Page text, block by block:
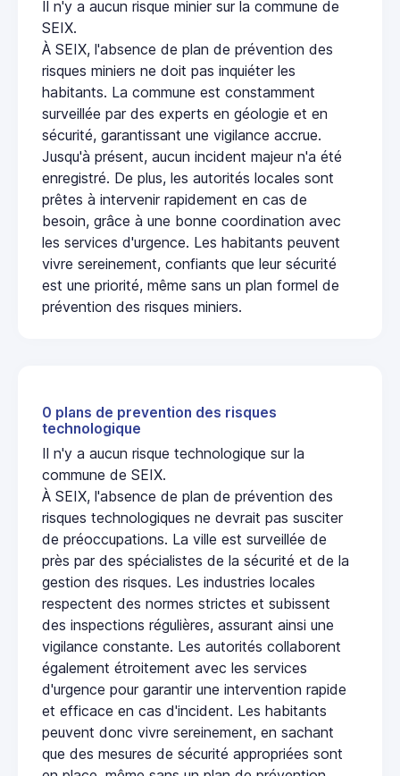
Il n'y a aucun risque minier sur la commune de
SEIX.
À SEIX, l'absence de plan de prévention des
risques miniers ne doit pas inquiéter les
habitants. La commune est constamment
surveillée par des experts en géologie et en
sécurité, garantissant une vigilance accrue.
Jusqu'à présent, aucun incident majeur n'a été
enregistré. De plus, les autorités locales sont
prêtes à intervenir rapidement en cas de
besoin, grâce à une bonne coordination avec
les services d'urgence. Les habitants peuvent
vivre sereinement, confiants que leur sécurité
est une priorité, même sans un plan formel de
prévention des risques miniers.
0 plans de prevention des risques
technologique
Il n'y a aucun risque technologique sur la
commune de SEIX.
À SEIX, l'absence de plan de prévention des
risques technologiques ne devrait pas susciter
de préoccupations. La ville est surveillée de
près par des spécialistes de la sécurité et de la
gestion des risques. Les industries locales
respectent des normes strictes et subissent
des inspections régulières, assurant ainsi une
vigilance constante. Les autorités collaborent
également étroitement avec les services
d'urgence pour garantir une intervention rapide
et efficace en cas d'incident. Les habitants
peuvent donc vivre sereinement, en sachant
que des mesures de sécurité appropriées sont